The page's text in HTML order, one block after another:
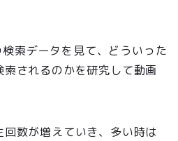
索データを見て、どういった
されるのかを研究して動画
数が増えていき、多い時は